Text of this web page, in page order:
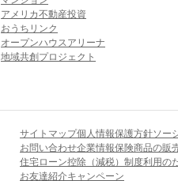
アメリカ不動産投資
おうちリンク
オープンハウスアリーナ
地域共創プロジェクト
サイトマップ個人情報保護方針ソー
お問い合わせ企業情報保険商品の販
住宅ローン控除（減税）制度利用の
お友達紹介キャンペーン